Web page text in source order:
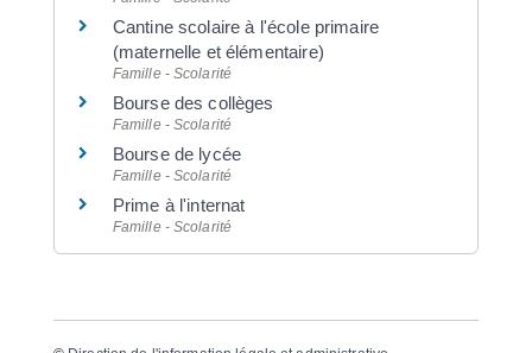
Cantine scolaire à l'école primaire
(maternelle et élémentaire)
Famille - Scolarité
Bourse des collèges
Famille - Scolarité
Bourse de lycée
Famille - Scolarité
Prime à l'internat
Famille - Scolarité